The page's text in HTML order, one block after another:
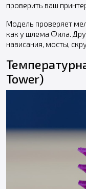
проверить ваш
Модель проверяет
как у шлема Фила.
нависания, мосты,
Tower)